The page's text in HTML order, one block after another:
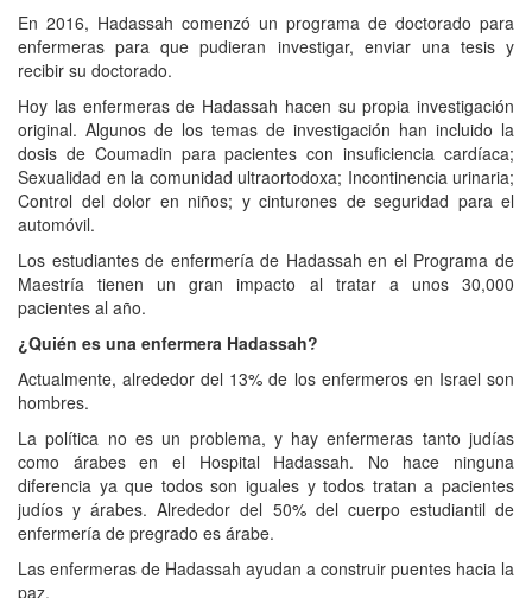
En 2016, Hadassah comenzó un programa de doctorado para
enfermeras para que pudieran investigar, enviar una tesis y
recibir su doctorado.
Hoy las enfermeras de Hadassah hacen su propia investigación
original. Algunos de los temas de investigación han incluido la
dosis de Coumadin para pacientes con insuficiencia cardíaca;
Sexualidad en la comunidad ultraortodoxa; Incontinencia urinaria;
Control del dolor en niños; y cinturones de seguridad para el
automóvil.
Los estudiantes de enfermería de Hadassah en el Programa de
Maestría tienen un gran impacto al tratar a unos 30,000
pacientes al año.
¿Quién es una enfermera Hadassah?
Actualmente, alrededor del 13% de los enfermeros en Israel son
hombres.
La política no es un problema, y hay enfermeras tanto judías
como árabes en el Hospital Hadassah. No hace ninguna
diferencia ya que todos son iguales y todos tratan a pacientes
judíos y árabes. Alrededor del 50% del cuerpo estudiantil de
enfermería de pregrado es árabe.
Las enfermeras de Hadassah ayudan a construir puentes hacia la
paz.